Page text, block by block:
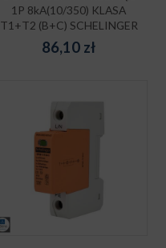
1P 8kA(10/350) KLASA
T1+T2 (B+C) SCHELINGER
86,10 zł